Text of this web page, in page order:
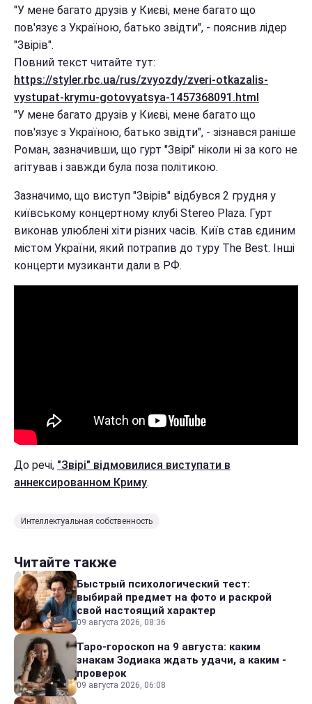
"У мене багато друзів у Києві, мене багато що
пов'язує з Україною, батько звідти", - пояснив лідер
"Звірів".
Повний текст читайте тут:
https://styler.rbc.ua/rus/zvyozdy/zveri-otkazalis-
vystupat-krymu-gotovyatsya-1457368091.html
"У мене багато друзів у Києві, мене багато що
пов'язує з Україною, батько звідти", - зізнався раніше
Роман, зазначивши, що гурт "Звірі" ніколи ні за кого не
агітував і завжди була поза політикою.
Зазначимо, що виступ "Звірів" відбувся 2 грудня у
київському концертному клубі Stereo Plaza. Гурт
виконав улюблені хіти різних часів. Київ став єдиним
містом України, який потрапив до туру The Best. Інші
концерти музиканти дали в РФ.
До речі, "Звірі" відмовилися виступати в
аннексированном Криму.
Интеллектуальная собственность
Читайте также
Быстрый психологический тест:
выбирай предмет на фото и раскрой
свой настоящий характер
09 августа 2026, 08:36
Таро-гороскоп на 9 августа: каким
знакам Зодиака ждать удачи, а каким -
проверок
09 августа 2026, 06:08